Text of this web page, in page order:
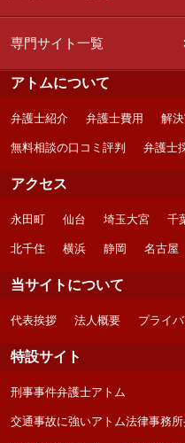
専門サイト一覧
アトムについて
弁護士紹介 弁護士費用 解
無料相談の口コミ評判 弁護士
アクセス
永田町 仙台 埼玉大宮 千
北千住 横浜 静岡 名古屋
当サイトについて
代表挨拶 法人概要 プライ
特設サイト
刑事事件弁護士アトム
交通事故に強いアトム法律事務